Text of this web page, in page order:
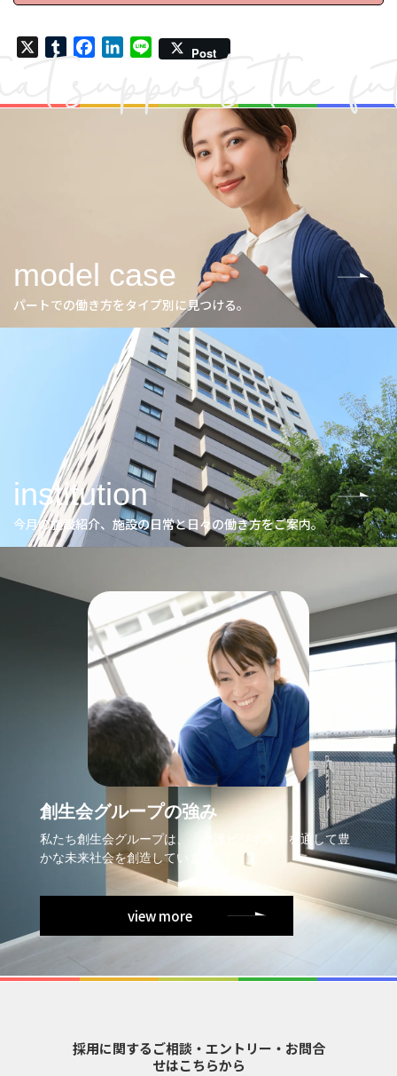
TumblrFacebook
LinkedIn
Line Post
model case
パートでの働き方をタイプ別に見つける。
institution
今月の施設紹介、施設の日常と日々の働き方をご案内。
創生会グループの強み
私たち創生会グループは、「介護ビジネス」を通して豊
かな未来社会を創造しています。
view more
採用に関するご相談・エントリー・お問合
せはこちらから